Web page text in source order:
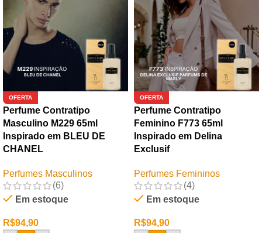
OFERTA
Perfume Contratipo
Masculino M229 65ml
Inspirado em BLEU DE
CHANEL
Perfumes Masculinos
(6)
Em estoque
R$94,90
OFERTA
Perfume Contratipo
Feminino F773 65ml
Inspirado em Delina
Exclusif
Perfumes Femininos
(4)
Em estoque
R$94,90